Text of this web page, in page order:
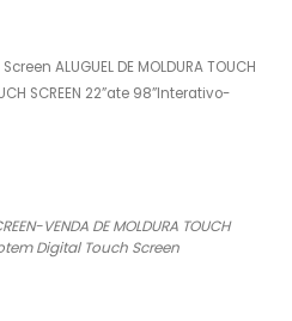
ALUGUEL DE MOLDURA TOUCH
SCREEN 22”ate 98”Interativo-
VENDA DE MOLDURA TOUCH
Digital Touch Screen